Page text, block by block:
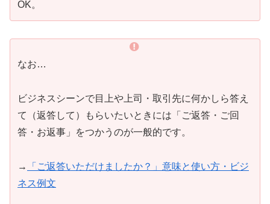
OK。
なお…
ビジネスシーンで目上や上司・取引先に何かしら答え
て（返答して）もらいたいときには「ご返答・ご回
答・お返事」をつかうのが一般的です。
→
「ご返答いただけましたか？」意味と使い方・ビジ
ネス例文